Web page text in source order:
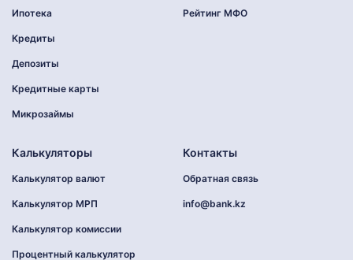
Ипотека
Кредиты
Депозиты
Кредитные карты
Микрозаймы
Рейтинг МФО
Калькуляторы
Калькулятор валют
Калькулятор МРП
Калькулятор комиссии
Процентный калькулятор
Контакты
Обратная связь
info@bank.kz